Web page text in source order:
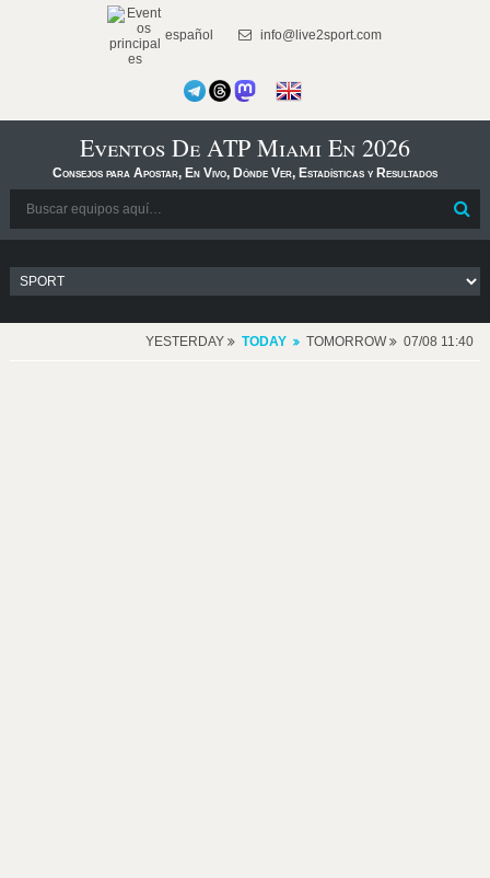
español info@live2sport.com
Eventos De ATP Miami En 2026
Consejos para Apostar, En Vivo, Dónde Ver, Estadísticas y Resultados
YESTERDAY TODAY TOMORROW 07/08 11:40